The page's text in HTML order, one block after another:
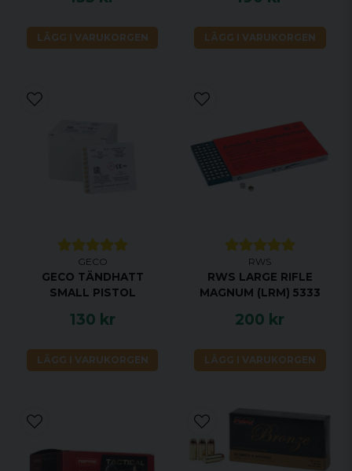
LÄGG I VARUKORGEN LÄGG I VARUKORGEN
GECO
GECO TÄNDHATT
SMALL PISTOL
130 kr
LÄGG I VARUKORGEN
RWS
RWS LARGE RIFLE
MAGNUM (LRM) 5333
200 kr
LÄGG I VARUKORGEN